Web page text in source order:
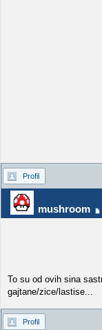
Profil
mushroom
To su od ovih sina
gajtane/zice/lastise...
Profil